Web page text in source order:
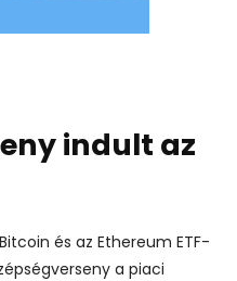
indult az
és az Ethereum ETF-
a piaci